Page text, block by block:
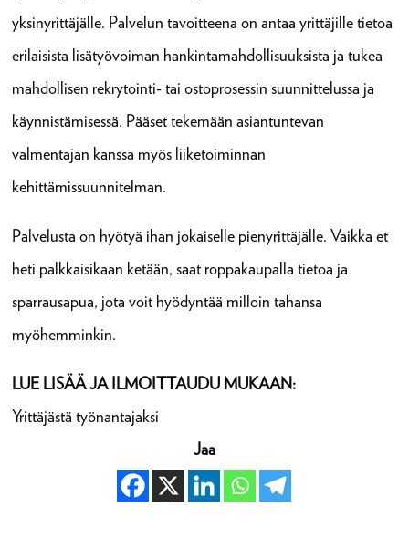
yksinyrittäjälle. Palvelun tavoitteena on antaa yrittäjille tietoa
erilaisista lisätyövoiman hankintamahdollisuuksista ja tukea
mahdollisen rekrytointi- tai ostoprosessin suunnittelussa ja
käynnistämisessä. Pääset tekemään asiantuntevan
valmentajan kanssa myös liiketoiminnan
kehittämissuunnitelman.
Palvelusta on hyötyä ihan jokaiselle pienyrittäjälle. Vaikka et
heti palkkaisikaan ketään, saat roppakaupalla tietoa ja
sparrausapua, jota voit hyödyntää milloin tahansa
myöhemminkin.
LUE LISÄÄ JA ILMOITTAUDU MUKAAN:
Yrittäjästä työnantajaksi
Jaa